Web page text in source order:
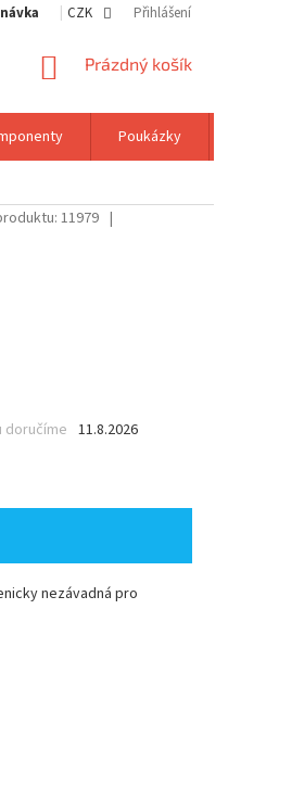
CZK Přihlášení
NÁKUPNÍ
Prázdný košík
Poukázky
11979
11.8.2026
doručíme
nezávadná pro